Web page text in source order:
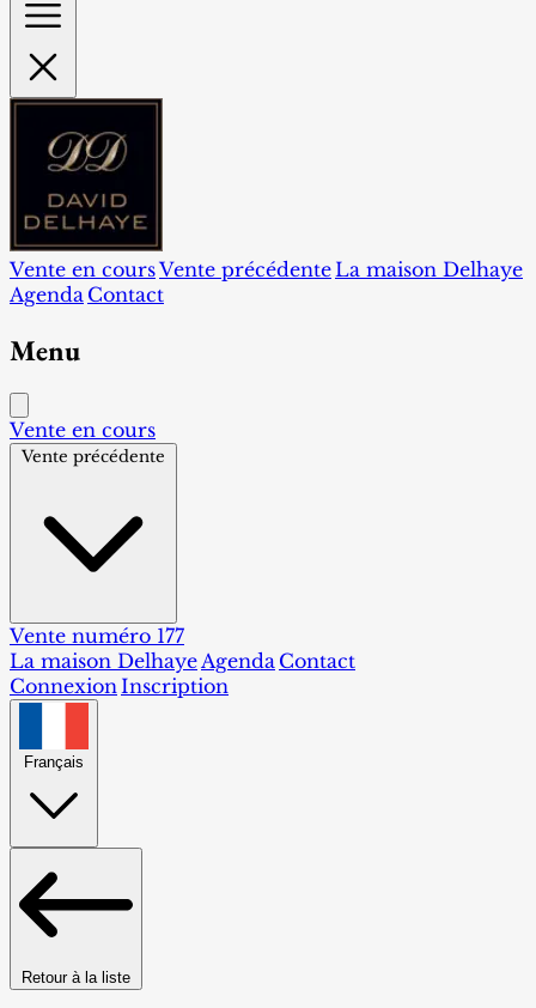
Vente en coursVente précédente La maison Delhaye
Agenda Contact
Menu
Vente en cours
Vente précédente
Vente numéro 177
La maison DelhayeAgenda Contact
ConnexionInscription
Français
Retour à la liste